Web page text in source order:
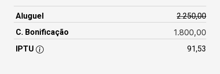
Aluguel
2.250,00
C. Bonificação
1.800,00
IPTU 91,53